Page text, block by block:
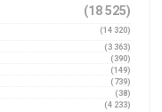
(18 525)
(14 320)
(3 363)
(390)
(149)
(739)
(38)
(4 233)